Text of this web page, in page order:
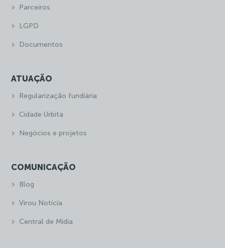
Parceiros
LGPD
Documentos
ATUAÇÃO
Regularização fundiária
Cidade Urbitá
Negócios e projetos
COMUNICAÇÃO
Blog
Virou Notícia
Central de Mídia